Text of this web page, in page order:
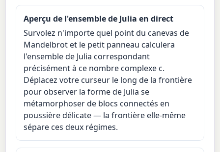
Aperçu de l'ensemble de Julia en direct
Survolez n'importe quel point du canevas de
Mandelbrot et le petit panneau calculera
l'ensemble de Julia correspondant
précisément à ce nombre complexe c.
Déplacez votre curseur le long de la frontière
pour observer la forme de Julia se
métamorphoser de blocs connectés en
poussière délicate — la frontière elle-même
sépare ces deux régimes.